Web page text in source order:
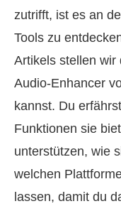
zutrifft, ist es an
Tools zu
Artikels stellen wir
Audio-Enhancer
kannst. Du
Funktionen sie
unterstützen, wie
welchen
lassen, damit du